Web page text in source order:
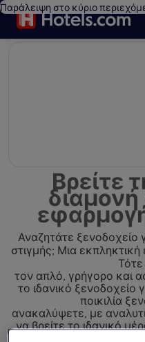
Παράλειψη στο κύριο
Βρείτε
Αναζητάτε ξενοδοχείο
στιγμής; Μια
Τότε
τον απλό, γρήγορο και
το ιδανικό ξενοδοχείο
ποικιλία
ανακαλύψετε, με
να βρείτε το ιδανικό